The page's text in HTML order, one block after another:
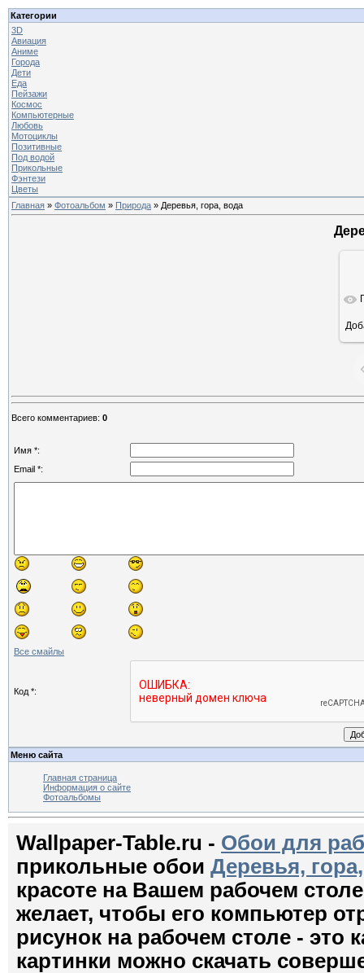
Категории
3D
Авиация
Аниме
Города
Дети
Еда
Пейзажи
Космос
Компьютерные
Любовь
Мотоциклы
Позитивные
Под водой
Прикольные
Фэнтези
Цветы
Главная » Фотоальбом » Природа » Деревья, гора, вода
Всего комментариев: 0
Имя *:
Email *:
Все смайлы
Код *:
Меню сайта
Главная страница
Информация о сайте
Фотоальбомы
Wallpaper-Table.ru - Обои для
прикольные обои Деревья,
красоте на Вашем рабочем
желает, чтобы его компьютер
рисунок на рабочем столе - это
картинки можно скачать